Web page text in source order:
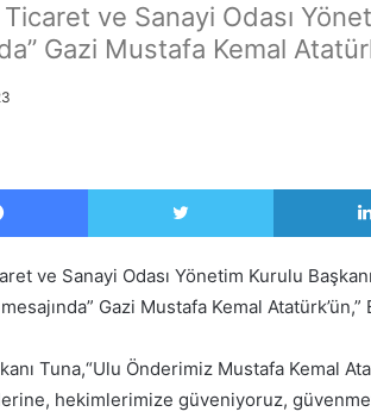
ve Sanayi Odası
Gazi Mustafa Kemal
Facebook Twitter
ve Sanayi Odası Yönetim Kurulu
mesajında” Gazi Mustafa Kemal
Tuna,“Ulu Önderimiz Mustafa Kemal
hekimlerimize güveniyoruz,